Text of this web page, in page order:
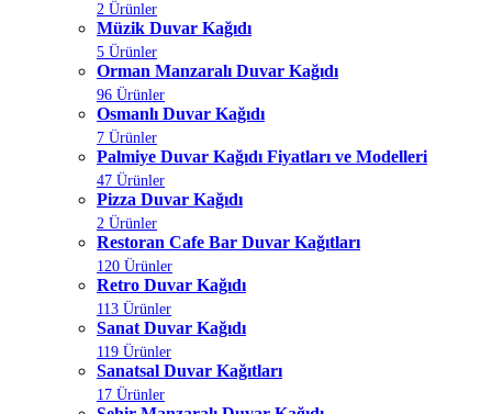
2 Ürünler
Müzik Duvar Kağıdı
5 Ürünler
Orman Manzaralı Duvar Kağıdı
96 Ürünler
Osmanlı Duvar Kağıdı
7 Ürünler
Palmiye Duvar Kağıdı Fiyatları ve Modelleri
47 Ürünler
Pizza Duvar Kağıdı
2 Ürünler
Restoran Cafe Bar Duvar Kağıtları
120 Ürünler
Retro Duvar Kağıdı
113 Ürünler
Sanat Duvar Kağıdı
119 Ürünler
Sanatsal Duvar Kağıtları
17 Ürünler